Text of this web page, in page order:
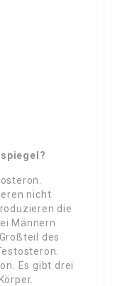
nicht
die
Männern
des
Es gibt drei